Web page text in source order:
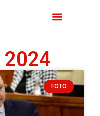
2024
FOTO